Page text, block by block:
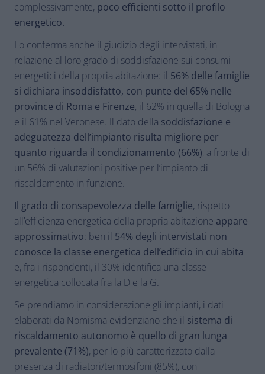
complessivamente, poco efficienti sotto il profilo
energetico.
Lo conferma anche il giudizio degli intervistati, in
relazione al loro grado di soddisfazione sui consumi
energetici della propria abitazione: il 56% delle famiglie
si dichiara insoddisfatto, con punte del 65% nelle
province di Roma e Firenze, il 62% in quella di Bologna
e il 61% nel Veronese. Il dato della soddisfazione e
adeguatezza dell’impianto risulta migliore per
quanto riguarda il condizionamento (66%), a fronte di
un 56% di valutazioni positive per l’impianto di
riscaldamento in funzione.
Il grado di consapevolezza delle famiglie, rispetto
all’efficienza energetica della propria abitazione appare
approssimativo: ben il 54% degli intervistati non
conosce la classe energetica dell’edificio in cui abita
e, fra i rispondenti, il 30% identifica una classe
energetica collocata fra la D e la G.
Se prendiamo in considerazione gli impianti, i dati
elaborati da Nomisma evidenziano che il sistema di
riscaldamento autonomo è quello di gran lunga
prevalente (71%), per lo più caratterizzato dalla
presenza di radiatori/termosifoni (85%), con